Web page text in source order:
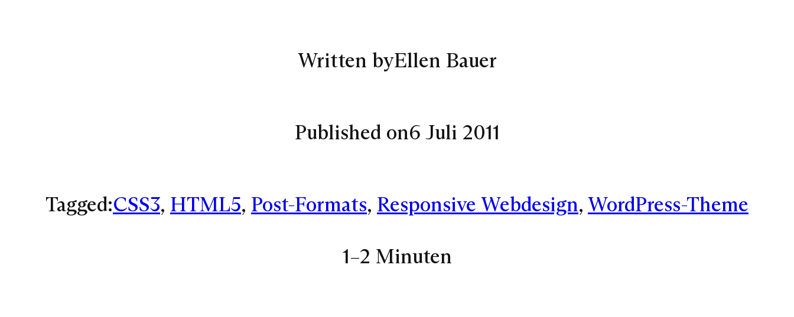
Written byEllen Bauer
Published on6 Juli 2011
Tagged:CSS3, HTML5, Post-Formats, Responsive Webdesign, WordPress-Theme
1–2 Minuten